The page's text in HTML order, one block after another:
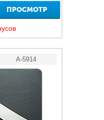
ПРОСМОТР
A-5914